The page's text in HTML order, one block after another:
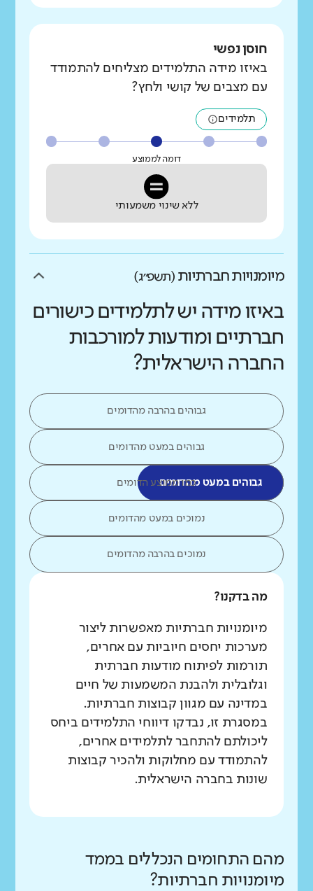
חוסן נפשי
באיזו מידה התלמידים מצליחים להתמודד
עם מצבים של קושי ולחץ?
תלמידים
דומה לממוצע
ללא שינוי משמעותי
מיומנויות חברתיות (תשפ״ג)
באיזו מידה יש לתלמידים כישורים
חברתיים ומודעות למורכבות
החברה הישראלית?
גבוהים בהרבה מהדומים
גבוהים במעט מהדומים
גבוהים במעט מהדומיםכמו ממוצע הדומים
נמוכים במעט מהדומים
נמוכים בהרבה מהדומים
מה בדקנו?
מיומנויות חברתיות מאפשרות ליצור
מערכות יחסים חיוביות עם אחרים,
תורמות לפיתוח מודעות חברתית
וגלובלית ולהבנת המשמעות של חיים
במדינה עם מגוון קבוצות חברתיות.
במסגרת זו, נבדקו דיווחי התלמידים ביחס
ליכולתם להתחבר לתלמידים אחרים,
להתמודד עם מחלוקות ולהכיר קבוצות
שונות בחברה הישראלית.
מהם התחומים הנכללים בממד
מיומנויות חברתיות?